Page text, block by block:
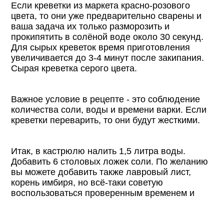
Если креветки из маркета красно-розового
цвета, то они уже предварительно сварены и
ваша задача их только разморозить и
прокипятить в солёной воде около 30 секунд.
Для сырых креветок время приготовления
увеличивается до 3-4 минут после закипания.
Сырая креветка серого цвета.
Важное условие в рецепте - это соблюдение
количества соли, воды и времени варки. Если
креветки переварить, то они будут жесткими.
Итак, в кастрюлю налить 1,5 литра воды.
Добавить 6 столовых ложек соли. По желанию
вы можете добавить также лавровый лист,
корень имбиря, но всё-таки советую
воспользоваться проверенным временем и